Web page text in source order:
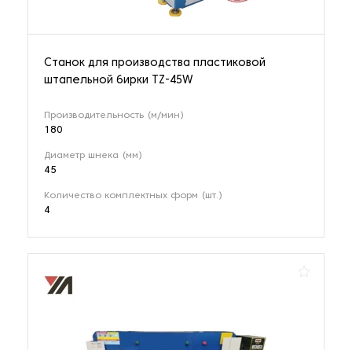
Станок для производства пластиковой
штапельной бирки TZ-45W
Производительность (м/мин)
180
Диаметр шнека (мм)
45
Количество комплектных форм (шт.)
4